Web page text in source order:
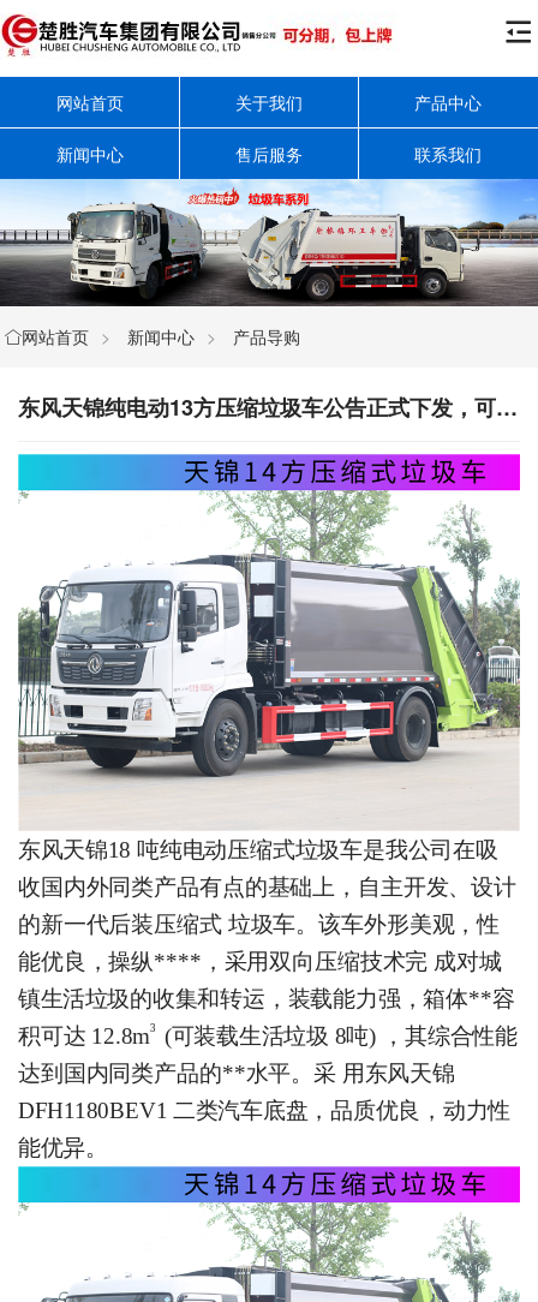

网站首页 关于我们 产品中心
新闻中心 售后服务 联系我们
网站首页 > 新闻中心 > 产品导购
东风天锦纯电动13方压缩垃圾车公告正式下发，可以接受订单
东风天锦18 吨纯电动压缩式垃圾车是我公司在吸
收国内外同类产品有点的基础上，自主开发、设计
的新一代后装压缩式 垃圾车。该车外形美观，性
能优良，操纵****，采用双向压缩技术完 成对城
镇生活垃圾的收集和转运，装载能力强，箱体**容
积可达 12.8m3 (可装载生活垃圾 8吨) ，其综合性能
达到国内同类产品的**水平。采 用东风天锦
DFH1180BEV1 二类汽车底盘，品质优良，动力性
能优异。